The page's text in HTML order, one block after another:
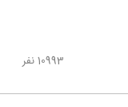
10993 نفر